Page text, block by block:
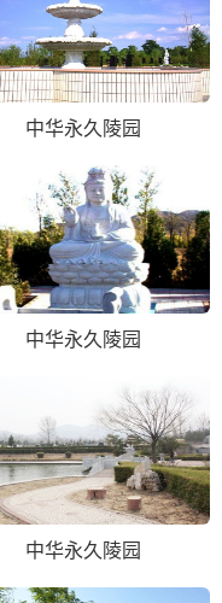
中华永久陵园
中华永久陵园
中华永久陵园